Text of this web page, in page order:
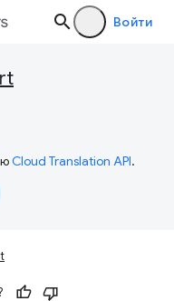
Войти
Cloud Translation API.